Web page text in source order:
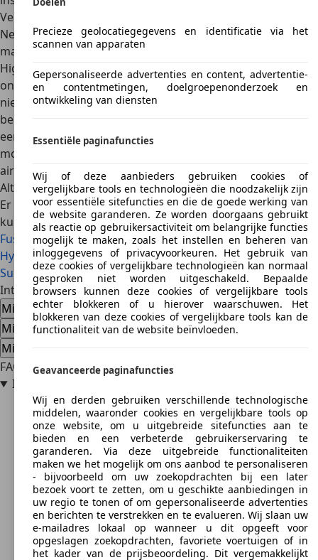
Veiligheid
Nee, Euro NCAP heeft de Mitsubishi Galant niet getest,
maar het Noord-Amerikaanse Insurance Institute for
Highway Safety (
) wel. In 1998 werd het model
onderwerpen aan eencrashtest. Helaas kwam het model
niet al te best uit de bus. Met name de bescherming van
benen
een
auto op leeftijdis. Je kunt hem dus niet vergelijken met
moderne auto’s. Meer moderne generaties hebben
airbags en ABS.
Alternatieven
Er zijnvolop alternatievenvoor de Mitsubishi Galant. Je
kunt denken aan eenToyota Camry,Honda Accord,Ford
Fusion(het Amerikaanse model), de Nissan Altima,
Hyundai Sonataof Kia Optima. Andere alternatieven zijn de
Subaru Legacyen Chevrolet Malibu.
Interesse in een Mitsubishi Galant
Mitsubishi Galant tweedehands auto
Mitsubishi Galant nieuwe auto
Mitsubishi Galant dealeraanbiedingen
FAQ
Is de Mitsubishi Galant betrouwbaar?
Precieze geolocatiegegevens en identificatie via het
scannen van apparaten
Gepersonaliseerde advertenties en content, advertentie-
en contentmetingen, doelgroepenonderzoek en
ontwikkeling van diensten
Essentiële paginafuncties
Wij of deze aanbieders gebruiken cookies of
vergelijkbare tools en technologieën die noodzakelijk zijn
voor essentiële sitefuncties en die de goede werking van
de website garanderen. Ze worden doorgaans gebruikt
als reactie op gebruikersactiviteit om belangrijke functies
mogelijk te maken, zoals het instellen en beheren van
inloggegevens of privacyvoorkeuren. Het gebruik van
deze cookies of vergelijkbare technologieën kan normaal
gesproken niet worden uitgeschakeld. Bepaalde
browsers kunnen deze cookies of vergelijkbare tools
echter blokkeren of u hierover waarschuwen. Het
blokkeren van deze cookies of vergelijkbare tools kan de
functionaliteit van de website beïnvloeden.
Geavanceerde paginafuncties
Wij en derden gebruiken verschillende technologische
middelen, waaronder cookies en vergelijkbare tools op
onze website, om u uitgebreide sitefuncties aan te
bieden en een verbeterde gebruikerservaring te
garanderen. Via deze uitgebreide functionaliteiten
maken we het mogelijk om ons aanbod te personaliseren
- bijvoorbeeld om uw zoekopdrachten bij een later
bezoek voort te zetten, om u geschikte aanbiedingen in
uw regio te tonen of om gepersonaliseerde advertenties
en berichten te verstrekken en te evalueren. Wij slaan uw
e-mailadres lokaal op wanneer u dit opgeeft voor
opgeslagen zoekopdrachten, favoriete voertuigen of in
het kader van de prijsbeoordeling. Dit vergemakkelijkt